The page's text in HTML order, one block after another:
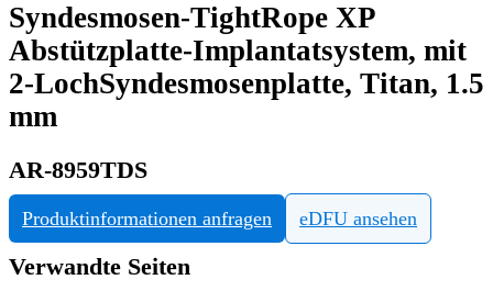
Syndesmosen-TightRope XP
Abstützplatte-Implantatsystem, mit
2-LochSyndesmosenplatte, Titan, 1.5
mm
AR-8959TDS
Produktinformationen anfragen eDFU ansehen
Verwandte Seiten